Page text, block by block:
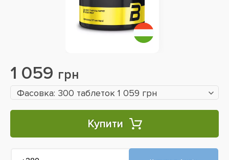
1 059 грн
Фасовка: 300 таблеток 1 059 грн
Купити